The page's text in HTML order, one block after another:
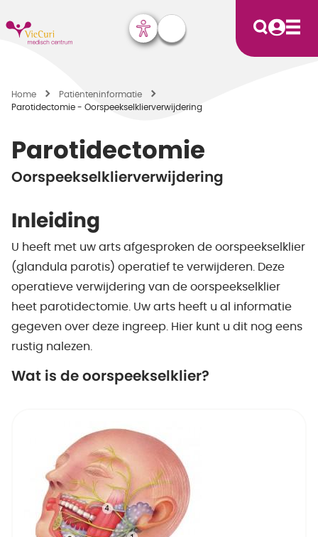
Home
Patiënten­informatie
Parotidectomie - Oorspeekselklierverwijdering
Parotidectomie
Oorspeekselklierverwijdering
Inleiding
U heeft met uw arts afgesproken de oorspeekselklier
(glandula parotis) operatief te verwijderen. Deze
operatieve verwijdering van de oorspeekselklier
heet parotidectomie. Uw arts heeft u al informatie
gegeven over deze ingreep. Hier kunt u dit nog eens
rustig nalezen.
Wat is de oorspeekselklier?